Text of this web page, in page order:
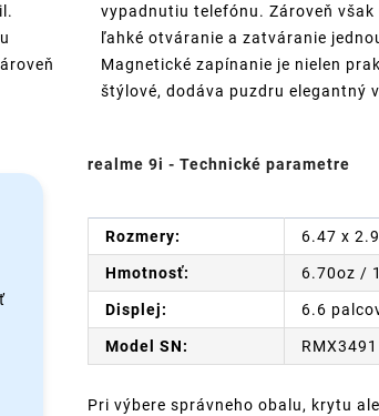
vypadnutiu telefónu. Zároveň však
ľahké otváranie a zatváranie
Magnetické zapínanie je nielen
štýlové, dodáva puzdru elegantný
realme 9i - Technické parametre
Rozmery: 6.47 x
Hmotnosť: 6.70oz /
Displej: 6.6
Model SN: RMX3491
Pri výbere správneho obalu, krytu